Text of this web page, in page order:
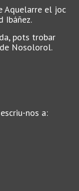
Aquelarre el joc
Ibáñez.
pots trobar
Nosolorol.
nos a: